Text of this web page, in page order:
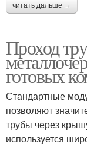
читать дальше →
Проход
готовых
Стандартные
позволяют
трубы через
используется